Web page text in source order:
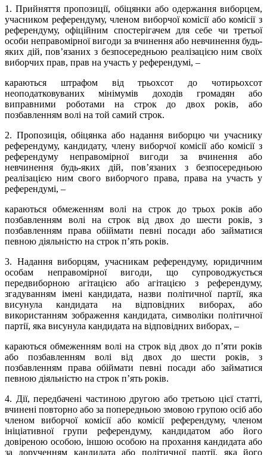
1. Прийняття пропозиції, обіцянки або одержання виборцем,
учасником референдуму, членом виборчої комісії або комісії з
референдуму, офіційним спостерігачем для себе чи третьої
особи неправомірної вигоди за вчинення або невчинення будь-
яких дій, пов’язаних з безпосередньою реалізацією ним своїх
виборчих прав, прав на участь у референдумі, –
караються штрафом від трьохсот до чотирьохсот
неоподатковуваних мінімумів доходів громадян або
виправними роботами на строк до двох років, або
позбавленням волі на той самий строк.
2. Пропозиція, обіцянка або надання виборцю чи учаснику
референдуму, кандидату, члену виборчої комісії або комісії з
референдуму неправомірної вигоди за вчинення або
невчинення будь-яких дій, пов’язаних з безпосередньою
реалізацією ним свого виборчого права, права на участь у
референдумі, –
караються обмеженням волі на строк до трьох років або
позбавленням волі на строк від двох до шести років, з
позбавленням права обіймати певні посади або займатися
певною діяльністю на строк п’ять років.
3. Надання виборцям, учасникам референдуму, юридичним
особам неправомірної вигоди, що супроводжується
передвиборною агітацією або агітацією з референдуму,
згадуванням імені кандидата, назви політичної партії, яка
висунула кандидата на відповідних виборах, або
використанням зображення кандидата, символіки політичної
партії, яка висунула кандидата на відповідних виборах, –
караються обмеженням волі на строк від двох до п’яти років
або позбавленням волі від двох до шести років, з
позбавленням права обіймати певні посади або займатися
певною діяльністю на строк п’ять років.
4. Дії, передбачені частиною другою або третьою цієї статті,
вчинені повторно або за попередньою змовою групою осіб або
членом виборчої комісії або комісії референдуму, членом
ініціативної групи референдуму, кандидатом або його
довіреною особою, іншою особою на прохання кандидата або
за дорученням кандидата або політичної партії, яка його